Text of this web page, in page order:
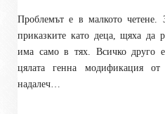
Проблемът е в малкото четене.
приказките като деца, щяха да
има само в тях. Всичко друго
цялата генна модификация
надалеч…